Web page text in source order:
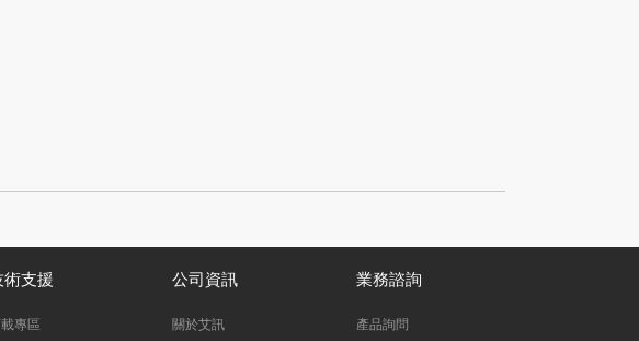
術支援
專區
公司資訊
關於艾訊
業務諮詢
產品詢問